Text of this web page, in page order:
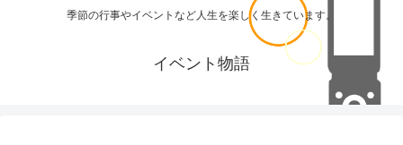
季節の行事やイベントなど人生を楽しく生きています。
イベント物語